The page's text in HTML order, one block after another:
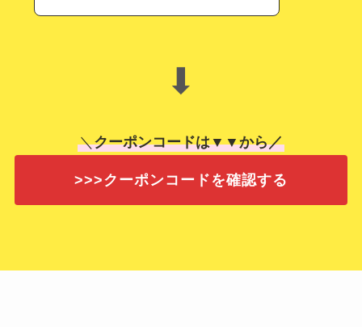
⬇
＼クーポンコードは▼▼から／
>>>クーポンコードを確認する